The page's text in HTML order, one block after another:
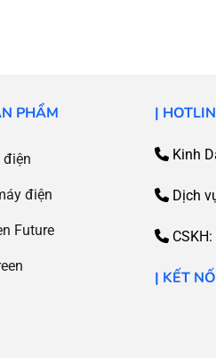
PHẨM
điện
điện
Future
|
Kinh
Dịch
CSKH:
| KẾT